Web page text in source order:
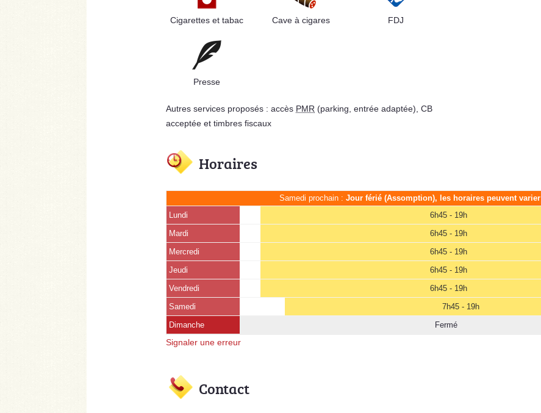
Cigarettes et tabac Cave à cigares FDJ
Presse
Autres services proposés : accès PMR (parking, entrée adaptée), CB
acceptée et timbres fiscaux
Horaires
Samedi prochain : Jour férié (Assomption), les horaires peuvent varier
Lundi
6h45 - 19h
Mardi 6h45 - 19h
Mercredi 6h45 - 19h
Jeudi 6h45 - 19h
Vendredi 6h45 - 19h
Samedi 7h45 - 19h
Dimanche Fermé
Signaler une erreur
Contact